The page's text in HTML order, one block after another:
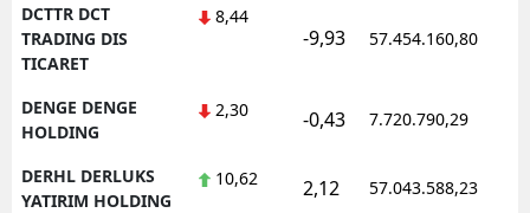
DCTTR DCT
TRADING DIS
TICARET
8,44
-9,93 57.454.160,80
DENGE DENGE
HOLDING
2,30 -0,43 7.720.790,29
DERHL DERLUKS
YATIRIM HOLDING
10,62 2,12 57.043.588,23